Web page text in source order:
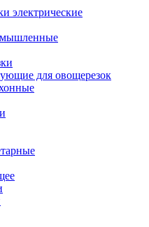
электрические
для овощерезок